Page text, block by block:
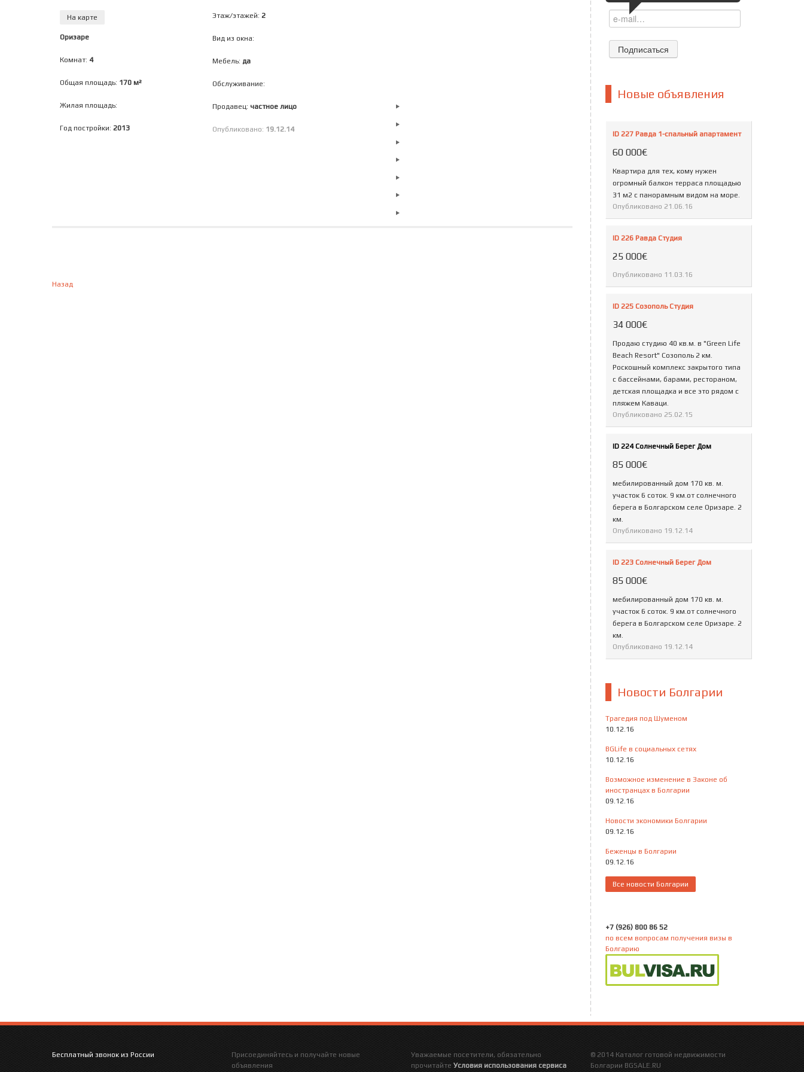
На карте
Оризаре
Комнат: 4
Общая площадь: 170 м²
Жилая площадь:
Год постройки: 2013
Этаж/этажей:2
Вид из окна:
Мебель: да
Обслуживание:
Продавец:частное лицо
Опубликовано: 19.12.14
Назад
Новые объявления
ID 227 Равда 1-спальный апартамент
60 000€
Квартира для тех, кому нужен
огромный балкон терраса площадью
31 м2 с панорамным видом на море.
Опубликовано 21.06.16
ID 226 Равда Студия
25 000€
Опубликовано 11.03.16
ID 225 Созополь Студия
34 000€
Продаю студию 40 кв.м. в "Green Life
Beach Resort" Созополь 2 км.
Роскошный комплекс закрытого типа
с бассейнами, барами, рестораном,
детская площадка и все это рядом с
пляжем Каваци.
Опубликовано 25.02.15
ID 224 Солнечный Берег Дом
85 000€
мебилированный дом 170 кв. м.
участок 6 соток. 9 км.от солнечного
берега в Болгарском селе Оризаре. 2
км.
Опубликовано 19.12.14
ID 223 Солнечный Берег Дом
85 000€
мебилированный дом 170 кв. м.
участок 6 соток. 9 км.от солнечного
берега в Болгарском селе Оризаре. 2
км.
Опубликовано 19.12.14
Новости Болгарии
Трагедия под Шуменом
10.12.16
BGLife в социальных сетях
10.12.16
Возможное изменение в Законе об
иностранцах в Болгарии
09.12.16
Новости экономики Болгарии
09.12.16
Беженцы в Болгарии
09.12.16
Все новости Болгарии
+7 (926) 800 86 52
по всем вопросам получения визы в
Болгарию
Бесплатный звонок из России
Присоединяйтесь и получайте новые
объявления
Уважаемые посетители, обязательно
прочитайте Условия использования сервиса
© 2014 Каталог готовой недвижимости
Болгарии BGSALE.RU